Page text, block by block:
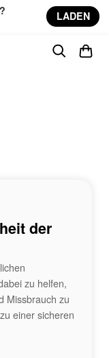
LADEN
der
zu helfen,
Missbrauch zu
einer sicheren